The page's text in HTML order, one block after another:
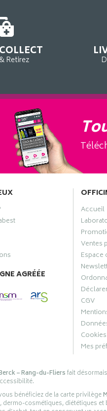
Retirez
AGRÉÉE
Accueil
Ventes
Espace
CGV
Cookies
Mes
– Rang-du-Fliersfait
bénéficiez de la carte privilège
cosmétiques, diététiques